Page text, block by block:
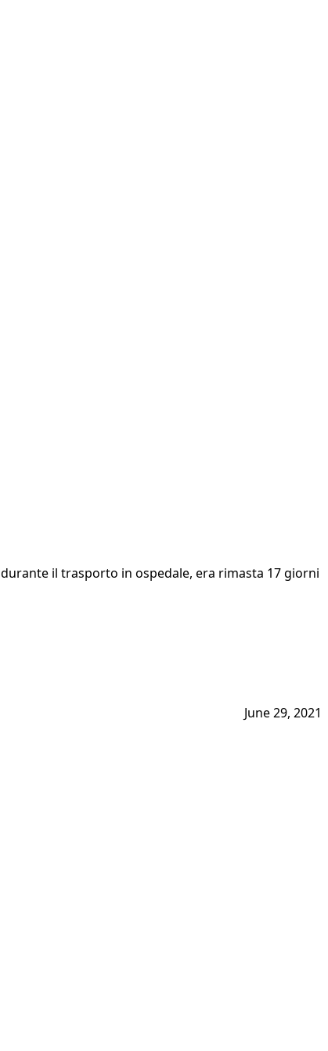
il trasporto in ospedale, era rimasta 17 giorni
June 29, 2021